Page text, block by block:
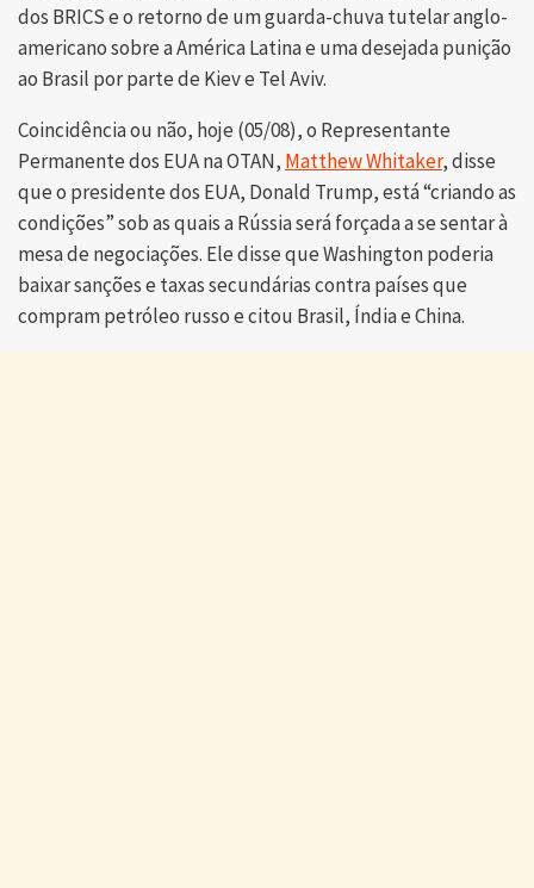
dos BRICS e o retorno de um guarda-chuva tutelar anglo-
americano sobre a América Latina e uma desejada punição
ao Brasil por parte de Kiev e Tel Aviv.
Coincidência ou não, hoje (05/08), o Representante
Permanente dos EUA na OTAN, Matthew Whitaker, disse
que o presidente dos EUA, Donald Trump, está “criando as
condições” sob as quais a Rússia será forçada a se sentar à
mesa de negociações. Ele disse que Washington poderia
baixar sanções e taxas secundárias contra países que
compram petróleo russo e citou Brasil, Índia e China.